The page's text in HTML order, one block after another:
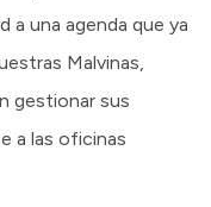
a una agenda que ya
Malvinas,
gestionar sus
a las oficinas